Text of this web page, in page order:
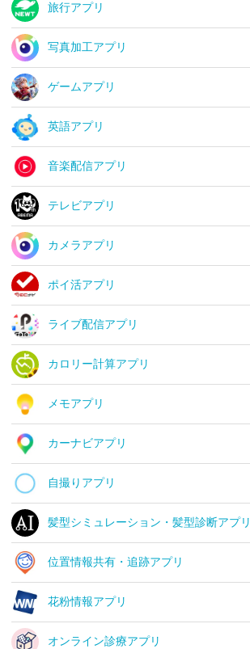
旅行アプリ
写真加工アプリ
ゲームアプリ
英語アプリ
音楽配信アプリ
テレビアプリ
カメラアプリ
ポイ活アプリ
ライブ配信アプリ
カロリー計算アプリ
メモアプリ
カーナビアプリ
自撮りアプリ
髪型シミュレーション・髪型診断アプリ
位置情報共有・追跡アプリ
花粉情報アプリ
オンライン診療アプリ